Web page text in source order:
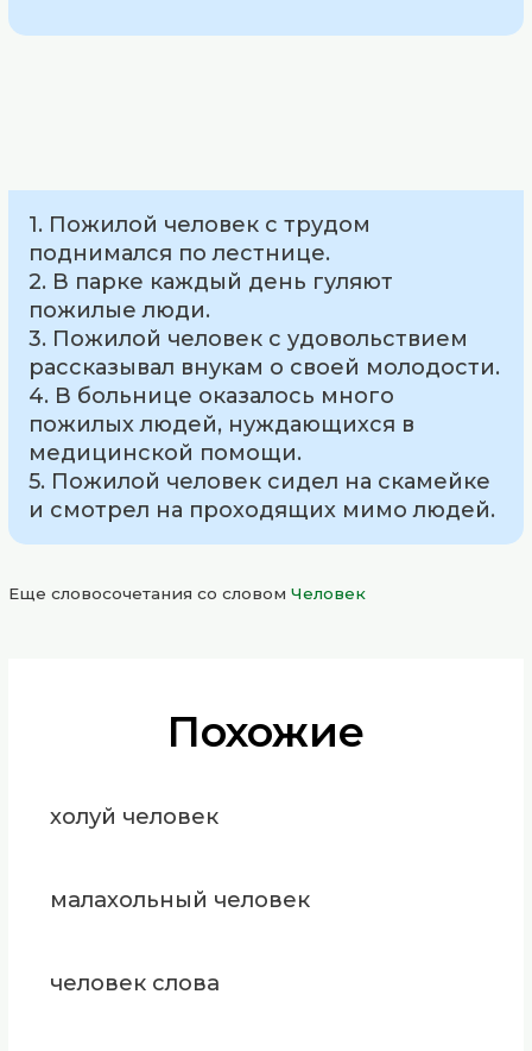
1. Пожилой человек с трудом
поднимался по лестнице.
2. В парке каждый день гуляют
пожилые люди.
3. Пожилой человек с удовольствием
рассказывал внукам о своей молодости.
4. В больнице оказалось много
пожилых людей, нуждающихся в
медицинской помощи.
5. Пожилой человек сидел на скамейке
и смотрел на проходящих мимо людей.
Еще словосочетания со словомЧеловек
Похожие
холуй человек
малахольный человек
человек слова